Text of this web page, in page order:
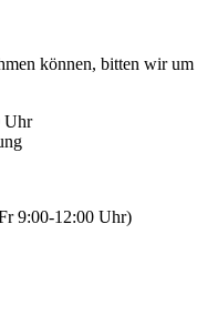
können, bitten wir
Uhr
9:00-12:00 Uhr)